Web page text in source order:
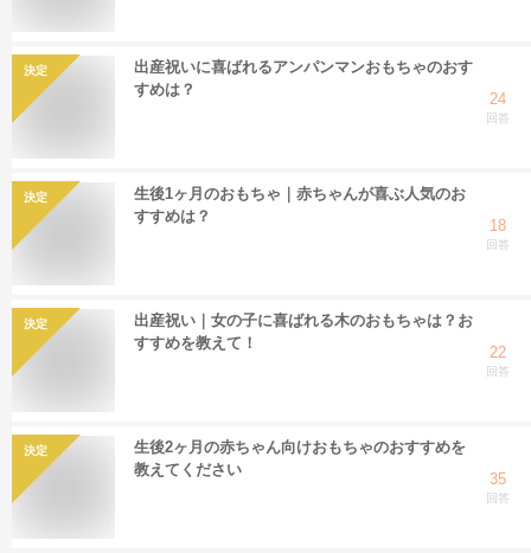
決定
出産祝いに喜ばれるアンパンマンおもちゃのおす
すめは？
24
回答
決定
生後1ヶ月のおもちゃ｜赤ちゃんが喜ぶ人気のお
すすめは？
18
回答
決定
出産祝い｜女の子に喜ばれる木のおもちゃは？お
すすめを教えて！
22
回答
決定
生後2ヶ月の赤ちゃん向けおもちゃのおすすめを
教えてください
35
回答